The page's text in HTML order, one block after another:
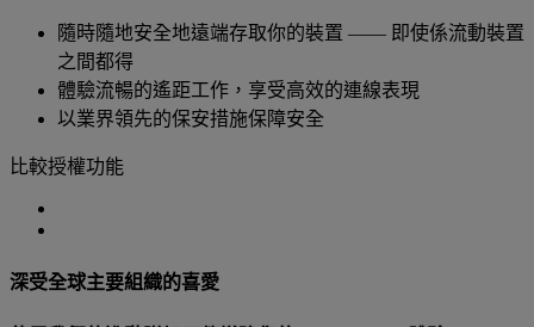
隨時隨地安全地遠端存取你的裝置 —— 即使係流動裝置
之間都得
體驗流暢的遙距工作，享受高效的連線表現
以業界領先的保安措施保障安全
比較授權功能
深受全球主要組織的喜愛